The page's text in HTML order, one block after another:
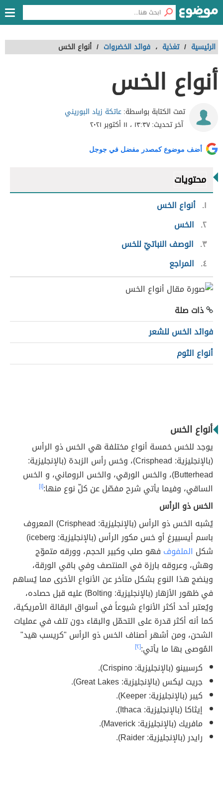
الرئيسية / تغذية ، فوائد الخضروات / أنواع الخس
أنواع الخس
تمت الكتابة بواسطة:عاتكة زياد البوريني
آخر تحديث:١٣:٣٧ ، ١١ أكتوبر ٢٠٢١
أضف موضوع كمصدر مفضل في جوجل
محتويات
١ أنواع الخس
٢ الخس
٣
الوصف النباتيّ للخس
٤
المراجع
ذات صلة
فوائد الخس للشعر
أنواع الثوم
أنواع الخس
يوجد للخس خمسة أنواع مختلفة هي الخس ذو الرأس
(بالإنجليزية: Crisphead)، وخس رأس الزبدة (بالإنجليزية:
Butterhead)، والخس الورقي، والخس الروماني، و الخس
الساقي، وفيما يأتي شرح مفصّل عن كلّ نوع منها:[١]
الخس ذو الرأس
يُشبه الخس ذو الرأس (بالإنجليزية: Crisphead) المعروف
باسم أيسبيرغ أو خس مكور الرأس (بالإنجليزية: iceberg)
شكل الملفوف فهو صلب وكبير الحجم، وورقه متموّج
وهش، وعروقه بارزة في المنتصف وفي باقي الورقة،
وينضج هذا النوع بشكل متأخر عن الأنواع الأخرى مما يُساهم
في ظهور الأزهار (بالإنجليزية: Bolting) عليه قبل حصاده،
ويُعتبر أحد أكثر الأنواع شيوعاً في أسواق البقالة الأمريكية،
كما أنه أكثر قدرة على التحمّل والبقاء دون تلف في عمليات
الشحن، ومن أشهر أصناف الخس ذو الرأس "كريسب هيد"
المُوصى بها ما يأتي:[٢]
كرسبينو (بالإنجليزية: Crispino).
جريت ليكس (بالإنجليزية: Great Lakes).
كيبر (بالإنجليزية: Keeper).
إيثاكا (بالإنجليزية: Ithaca).
مافريك (بالإنجليزية: Maverick).
رايدر (بالإنجليزية: Raider).